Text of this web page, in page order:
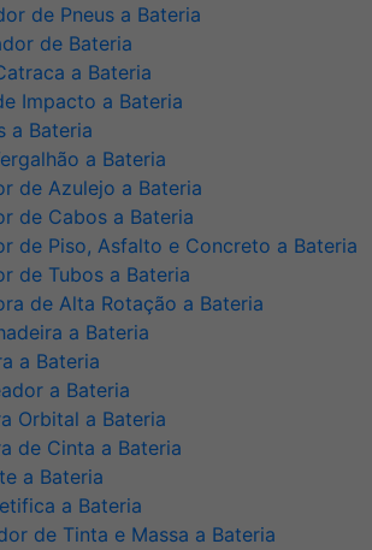
de Pneus a Bateria
de Bateria
a Bateria
Impacto a Bateria
a Bateria
a Bateria
de Azulejo a Bateria
de Cabos a Bateria
de Piso, Asfalto e Concreto a Bateria
de Tubos a Bateria
de Alta Rotação a Bateria
a Bateria
a Bateria
a Bateria
Orbital a Bateria
de Cinta a Bateria
a Bateria
a Bateria
de Tinta e Massa a Bateria